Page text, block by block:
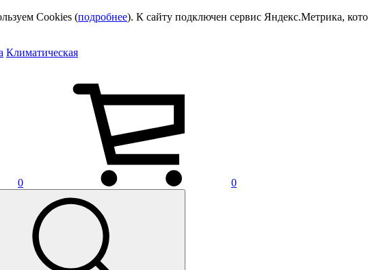
Cookies (подробнее). К сайту подключен сервис Яндекс.Метрика,
Климатическая
0 0